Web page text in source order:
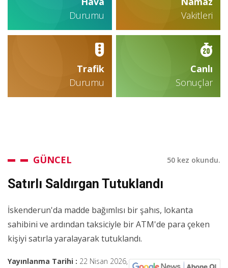
Durumu
Vakitleri
Trafik
Durumu
Canlı
Sonuçlar
GÜNCEL 50 kez okundu.
Satırlı Saldırgan Tutuklandı
İskenderun'da madde bağımlısı bir şahıs, lokanta
sahibini ve ardından taksiciyle bir ATM'de para çeken
kişiyi satırla yaralayarak tutuklandı.
Yayınlanma Tarihi : 22 Nisan 2026,